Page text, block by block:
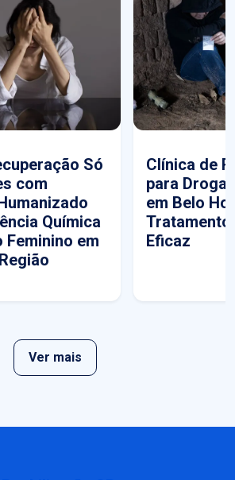
Só
com
Química
em
Clínica de
para
em Belo
Tratamento
Eficaz
Ver mais